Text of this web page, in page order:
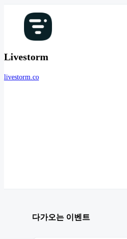
Livestorm
livestorm.co
다가오는 이벤트